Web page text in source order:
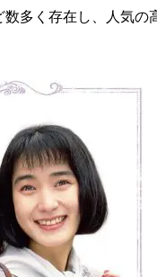
多く存在し、人気の